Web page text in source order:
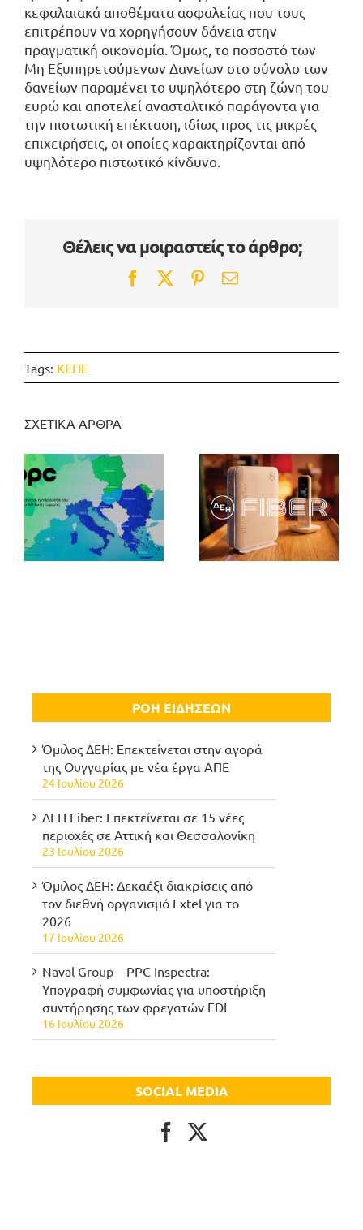
κεφαλαιακά αποθέματα ασφαλείας που τους
επιτρέπουν να χορηγήσουν δάνεια στην
πραγματική οικονομία. Όμως, το ποσοστό των
Μη Εξυπηρετούμενων Δανείων στο σύνολο των
δανείων παραμένει το υψηλότερο στη ζώνη του
ευρώ και αποτελεί ανασταλτικό παράγοντα για
την πιστωτική επέκταση, ιδίως προς τις μικρές
επιχειρήσεις, οι οποίες χαρακτηρίζονται από
υψηλότερο πιστωτικό κίνδυνο.
Θέλεις να μοιραστείς το άρθρο;
Facebook
TwitterPinterest
Email
Tags: ΚΕΠΕ
ΣΧΕΤΙΚΑ ΑΡΘΡΑ
ΡΟΗ ΕΙΔΗΣΕΩΝ
Όμιλος ΔΕΗ: Επεκτείνεται στην αγορά
της Ουγγαρίας με νέα έργα ΑΠΕ
24 Ιουλίου 2026
ΔΕΗ Fiber: Επεκτείνεται σε 15 νέες
περιοχές σε Αττική και Θεσσαλονίκη
23 Ιουλίου 2026
Όμιλος ΔΕΗ: Δεκαέξι διακρίσεις από
τον διεθνή οργανισμό Extel για το
2026
17 Ιουλίου 2026
Naval Group – PPC Inspectra:
Υπογραφή συμφωνίας για υποστήριξη
συντήρησης των φρεγατών FDI
16 Ιουλίου 2026
SOCIAL MEDIA